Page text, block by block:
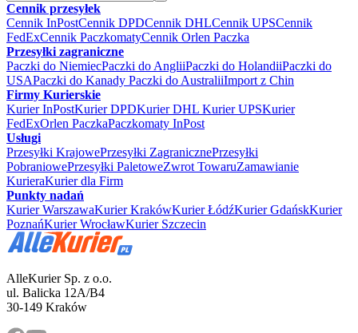
Cennik przesyłek
Cennik InPostCennik DPDCennik DHLCennik UPSCennik
FedExCennik PaczkomatyCennik Orlen Paczka
Przesyłki zagraniczne
Paczki do NiemiecPaczki do AngliiPaczki do HolandiiPaczki do
USAPaczki do Kanady Paczki do AustraliiImport z Chin
Firmy Kurierskie
Kurier InPostKurier DPDKurier DHL Kurier UPSKurier
FedExOrlen PaczkaPaczkomaty InPost
Usługi
Przesyłki KrajowePrzesyłki ZagranicznePrzesyłki
PobraniowePrzesyłki PaletoweZwrot TowaruZamawianie
KurieraKurier dla Firm
Punkty nadań
Kurier WarszawaKurier KrakówKurier ŁódźKurier GdańskKurier
PoznańKurier WrocławKurier Szczecin
AlleKurier Sp. z o.o.
ul. Balicka 12A/B4
30-149 Kraków